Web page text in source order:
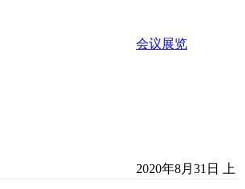
会议展览
2020年8月31日 上